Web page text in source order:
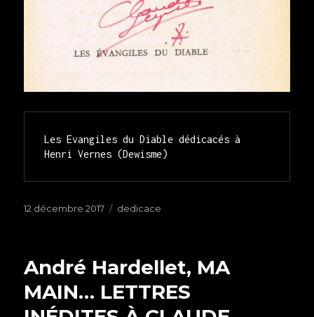
Les Evangiles du Diable dédicacés à
Henri Vernes (Dewisme)
Publié
12 décembre 2017 Étiquettes
dedicace
André Hardellet, MA
MAIN… LETTRES